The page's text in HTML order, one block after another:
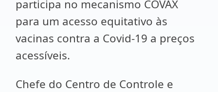
participa no mecanismo COVAX
para um acesso equitativo às
vacinas contra a Covid-19 a preços
acessíveis.
Chefe do Centro de Controle e